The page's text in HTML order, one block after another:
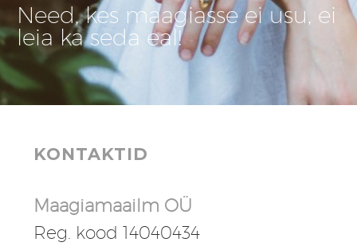
Need, kes maagiasse ei usu, ei
leia ka seda eal!
KONTAKTID
Maagiamaailm OÜ
Reg. kood 14040434